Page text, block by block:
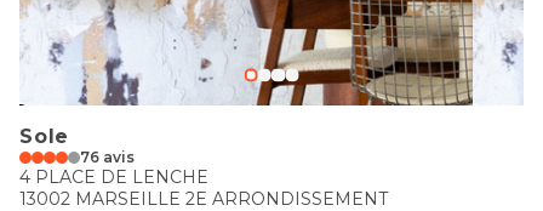
Sole
76 avis
4 PLACE DE LENCHE
13002 MARSEILLE 2E ARRONDISSEMENT